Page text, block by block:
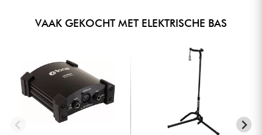
VAAK GEKOCHT MET ELEKTRISCHE BAS